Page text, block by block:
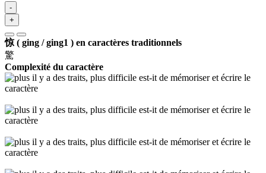
-
+
惊 ( ging / ging1 ) en caractères traditionnels
驚
Complexité du caractère